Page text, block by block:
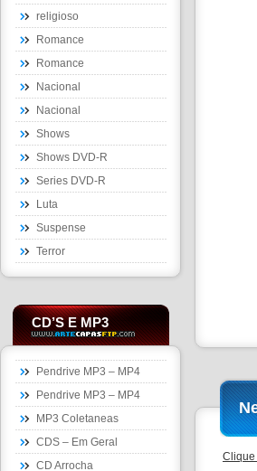
religioso
Romance
Romance
Nacional
Nacional
Shows
Shows DVD-R
Series DVD-R
Luta
Suspense
Terror
CD’S E MP3
Pendrive MP3 – MP4
Pendrive MP3 – MP4
MP3 Coletaneas
CDS – Em Geral
CD Arrocha
Clique